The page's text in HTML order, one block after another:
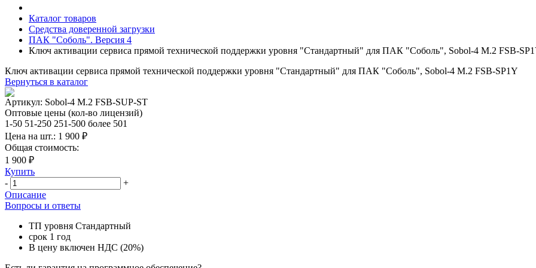
Каталог товаров
Средства доверенной загрузки
ПАК "Соболь". Версия 4
Ключ активации сервиса прямой технической поддержки уровня "Стандартный" для ПАК "Соболь", Sobol-4 M.2 FSB-
Ключ активации сервиса прямой технической поддержки уровня "Стандартный" для ПАК "Соболь", Sobol-4 M.2 FSB-SP1Y
Вернуться в каталог
Артикул: Sobol-4 M.2 FSB-SUP-ST
Оптовые цены (кол-во лицензий)
1-50 51-250 251-500 более 501
Цена на шт.: 1 900 ₽
Общая стоимость:
1 900 ₽
Купить
-
+
Описание
Вопросы и ответы
ТП уровня Стандартный
срок 1 год
В цену включен НДС (20%)